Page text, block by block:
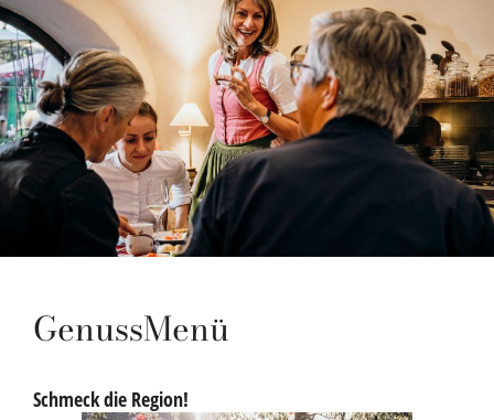
GenussMenü
Schmeck die Region!